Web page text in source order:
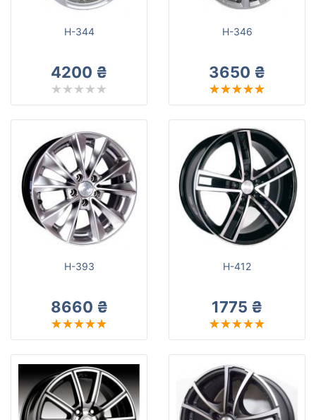
H-344
4200 ₴
H-346
3650 ₴
H-393
8660 ₴
H-412
1775 ₴